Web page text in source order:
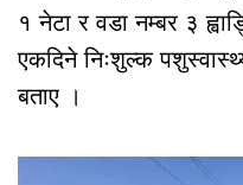
१ नेटा र वडा नम्बर ३
एकदिने निःशुल्क
बताए ।